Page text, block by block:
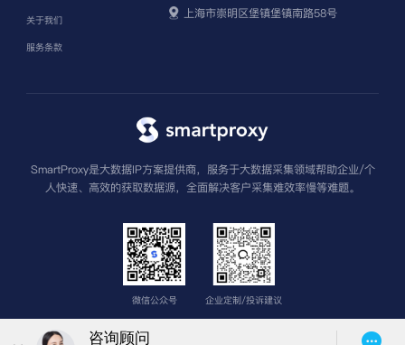
关于我们
服务条款
上海市崇明区堡镇堡镇南路58号
SmartProxy是大数据IP方案提供商，服务于大数据采集领域帮助企业/个
人快速、高效的获取数据源，全面解决客户采集难效率慢等难题。
微信公众号 企业定制/投诉建议
版权所有 上海圣钧信息科技有限公司 苏公网安